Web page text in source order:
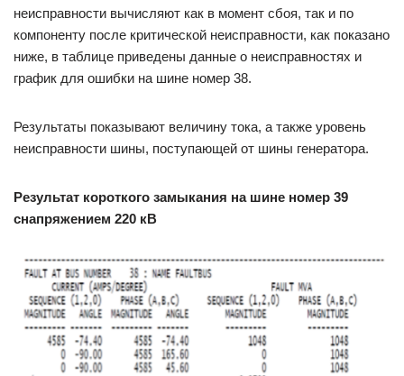
неисправности вычисляют как в момент сбоя, так и по
компоненту после критической неисправности, как показано
ниже, в таблице приведены данные о неисправностях и
график для ошибки на шине номер 38.
Результаты показывают величину тока, а также уровень
неисправности шины, поступающей от шины генератора.
Результат короткого замыкания на шине номер 39
снапряжением 220 кВ